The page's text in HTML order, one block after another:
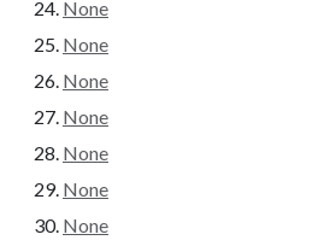
None
None
None
None
None
None
None